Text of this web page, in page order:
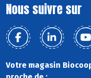
Nous suivre sur
Votre magasin